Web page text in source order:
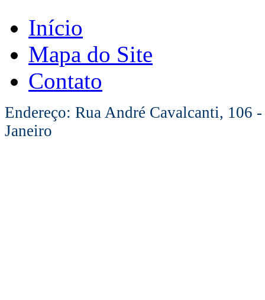
Início
Mapa do Site
Contato
Endereço: Rua André Cavalcanti, 106
Janeiro